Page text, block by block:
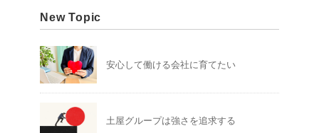
New Topic
安心して働ける会社に育てたい
土屋グループは強さを追求する